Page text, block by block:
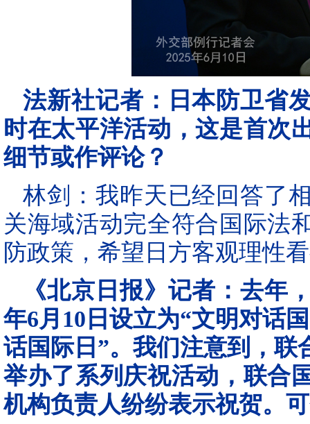
法新社记者：日本防卫省
时在太平洋活动，这是首次
细节或作评论？
林剑：我昨天已经回答了
关海域活动完全符合国际法
防政策，希望日方客观理性
《北京日报》记者：去年
年6月10日设立为“文明对话
话国际日”。我们注意到，
举办了系列庆祝活动，联合
机构负责人纷纷表示祝贺。